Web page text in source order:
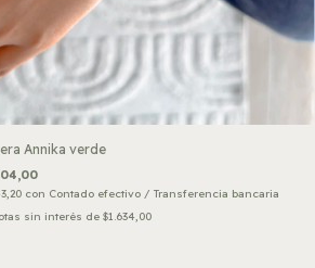
Annika verde
con Contado efectivo / Transferencia bancaria
sin interés de$1.634,00